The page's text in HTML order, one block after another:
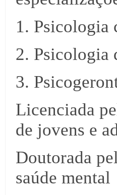
1. Psicologia
2. Psicologia
3.
Licenciada
de jovens e
Doutorada
saúde mental